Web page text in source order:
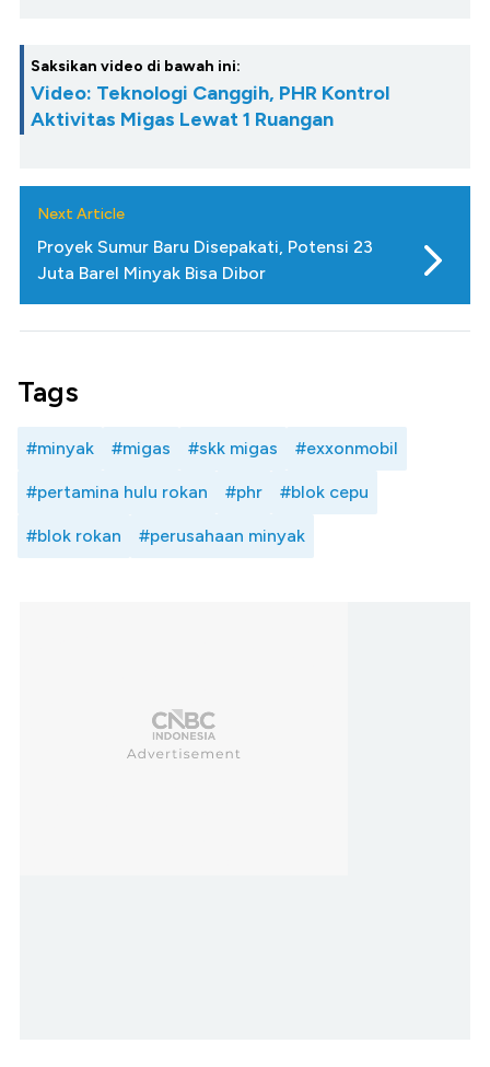
Saksikan video di bawah ini:
Video: Teknologi Canggih, PHR Kontrol
Aktivitas Migas Lewat 1 Ruangan
Next Article
Proyek Sumur Baru Disepakati, Potensi 23
Juta Barel Minyak Bisa Dibor
Tags
#minyak #migas #skk migas #exxonmobil
#pertamina hulu rokan #phr #blok cepu
#blok rokan #perusahaan minyak